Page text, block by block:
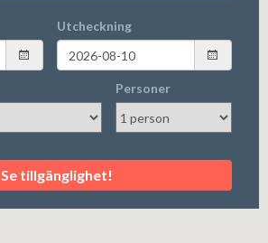
Utcheckning
Personer
Se tillgänglighet!